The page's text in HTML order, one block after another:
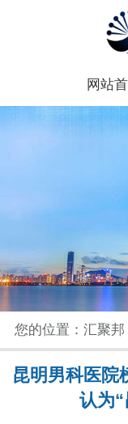
网站
您的位置： 汇聚邦
昆明男科医院
认为